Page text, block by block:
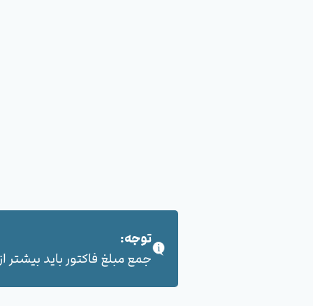
توجه:
جمع مبلغ فاکتور باید بیشتر از 100,000 هزار تومان